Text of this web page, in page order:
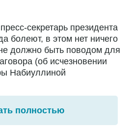
секретарь президента
болеют, в этом нет ничего
должно быть поводом для
(об исчезновении
Набиуллиной
полностью